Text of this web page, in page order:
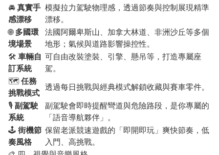
🚘 真實手
感漂移
模擬拉力駕駛物理感，透過節奏與控制展現精準
漂移。
🌐 多國環
境場景
法國阿爾卑斯山、加拿大林道、非洲沙丘等多個
地形；氣候與道路影響操控性。
🛠️ 車輛自
訂系統
可自由改裝塗裝、引擎、懸吊等，打造專屬座
駕。
🗺️ 任務
挑戰模式
透過每日挑戰與經典模式解鎖收藏與賽車零件。
🎙️ 副駕駛
系統
副駕駛會即時提醒彎道與危險路段，是你專屬的
「語音導航夥伴」。
🕹️ 街機節
奏風格
保留老派競速遊戲的「即開即玩」爽快節奏，低
入門、高挑戰。